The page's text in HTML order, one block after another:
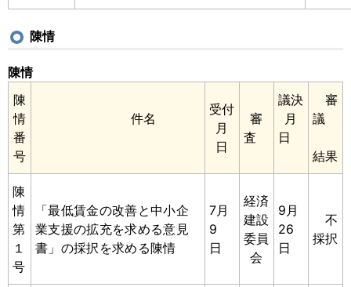
陳情
陳情
陳
情
番
号
件名
受付
月
日
審
査
議決
月
日
審
議
結果
陳
情
第
１
号
「最低賃金の改善と中小企
業支援の拡充を求める意見
書」の採択を求める陳情
7月
9
日
経済
建設
委員
会
9月
26
日
不
採択